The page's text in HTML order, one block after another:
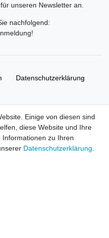
unseren Newsletter an.
nachfolgend:
!
Daten­schutz­erklärung
HL-
sämtliche Produktbilder
Ihrer rechtmäßigen
Beschreibung.
zeigt der Shop 0,00
Einige von diesen sind
diese Website und Ihre
zu Ihren
Daten­schutz­erklärung